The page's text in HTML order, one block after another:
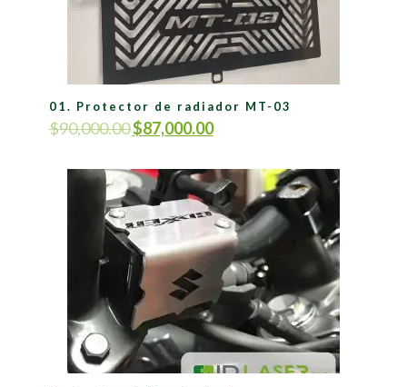
01. Protector de radiador MT-03
$90,000.00$87,000.00